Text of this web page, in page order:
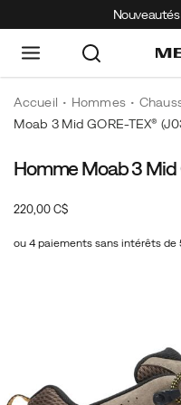
Accueil Hommes
Moab 3 Mid GORE-TEX®
You
become
without
https://www.merrell.com/
mid-
tex/52469M.html
Homme Moab 3 Mid
220,00 C$InStock